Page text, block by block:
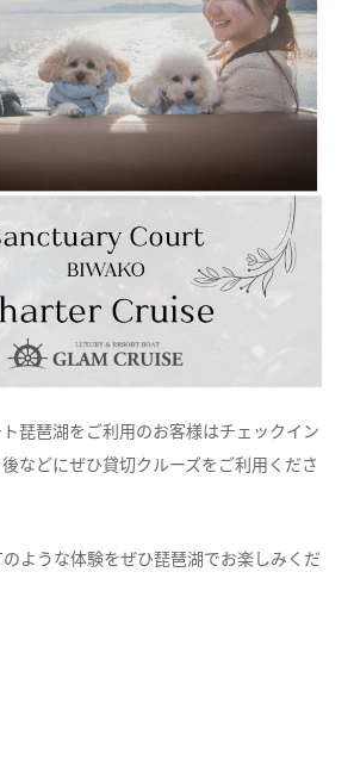
琵琶湖をご利用のお客様はチェックイン
などにぜひ貸切クルーズをご利用くださ
ような体験をぜひ琵琶湖でお楽しみくだ